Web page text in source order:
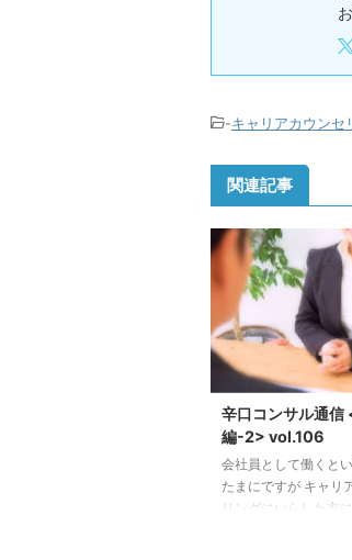
-キャリアカウンセ
関連記事
辛口コンサル通信
編-2> vol.106
会社員として働くと
たまにですが キャリ
リングにいらした方